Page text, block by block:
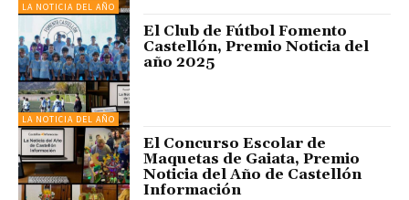
LA NOTICIA DEL AÑO
LA NOTICIA DEL AÑO
El Club de Fútbol Fomento
Castellón, Premio Noticia del
año 2025
El Concurso Escolar de
Maquetas de Gaiata, Premio
Noticia del Año de Castellón
Información